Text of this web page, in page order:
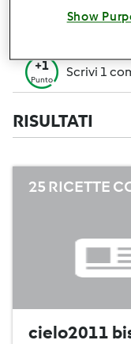
+1
Punto
Scrivi 1
RISULTATI
25 RICETTE
cielo2011
Show